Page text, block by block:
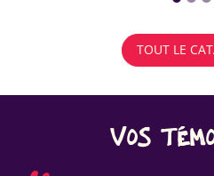
TOUT LE
VOS